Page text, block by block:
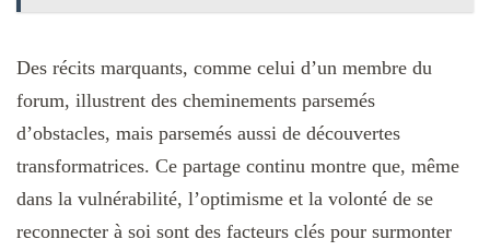
Des récits marquants, comme celui d’un membre du
forum, illustrent des cheminements parsemés
d’obstacles, mais parsemés aussi de découvertes
transformatrices. Ce partage continu montre que, même
dans la vulnérabilité, l’optimisme et la volonté de se
reconnecter à soi sont des facteurs clés pour surmonter